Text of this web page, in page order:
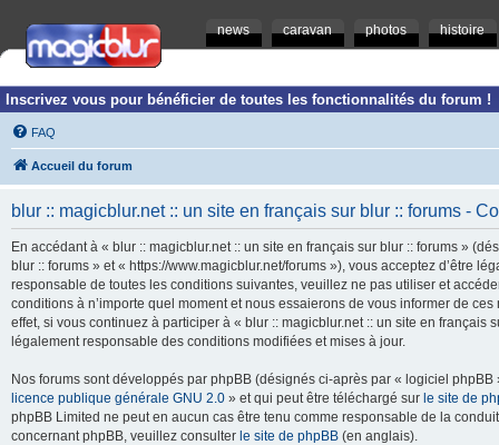
news caravan photos histoire
Inscrivez vous pour bénéficier de toutes les fonctionnalités du forum !
FAQ
Accueil du forum
blur :: magicblur.net :: un site en français sur blur :: forums -
En accédant à « blur :: magicblur.net :: un site en français sur blur :: forums »
blur :: forums » et « https://www.magicblur.net/forums »), vous acceptez d’être
responsable de toutes les conditions suivantes, veuillez ne pas utiliser et
conditions à n’importe quel moment et nous essaierons de vous informer de
effet, si vous continuez à participer à « blur :: magicblur.net :: un site en
légalement responsable des conditions modifiées et mises à jour.
Nos forums sont développés par phpBB (désignés ci-après par « logiciel
licence publique générale GNU 2.0 » et qui peut être téléchargé sur le site de
phpBB Limited ne peut en aucun cas être tenu comme responsable de la
concernant phpBB, veuillez consulter le site de phpBB (en anglais).